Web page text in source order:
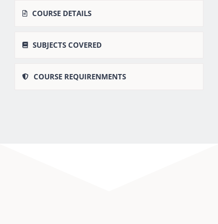
COURSE DETAILS
SUBJECTS COVERED
COURSE REQUIRENMENTS